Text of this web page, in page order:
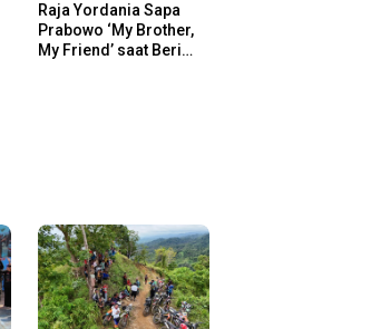
Raja Yordania Sapa
Prabowo ‘My Brother,
My Friend’ saat Beri